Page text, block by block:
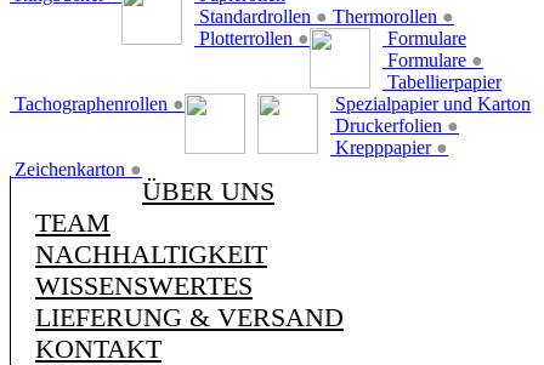
Standardrollen ● Thermorollen ●
Plotterrollen ●
Formulare
Formulare ●
Tachographenrollen ●
Tabellierpapier
Spezialpapier und Karton
Druckerfolien ●
Krepppapier ●
Zeichenkarton ●
ÜBER UNS
TEAM
NACHHALTIGKEIT
WISSENSWERTES
LIEFERUNG & VERSAND
KONTAKT